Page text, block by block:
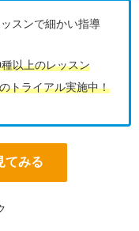
スンで細かい指導
以上のレッスン
トライアル実施中！
てみる